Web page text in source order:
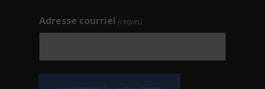
Adresse courriel (requis)